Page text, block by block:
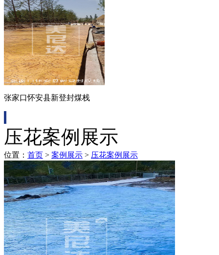
张家口怀安县新登封煤栈
压花案例展示
位置： 首页 > 案例展示 > 压花案例展示